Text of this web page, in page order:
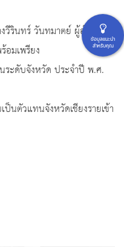
วีรินทร์ วันทมาตย์ ผู้อำนวย
มเพรียง
ะดับจังหวัด ประจำปี พ.ศ.
ตัวแทนจังหวัดเชียงรายเข้า
ข้อมูลแนะนำ
สำหรับคุณ